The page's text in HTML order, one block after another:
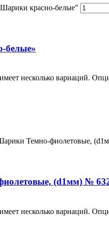
красно-белые"
белые»
несколько вариаций.
Темно-фиолетовые,
(d1мм) №
несколько вариаций.